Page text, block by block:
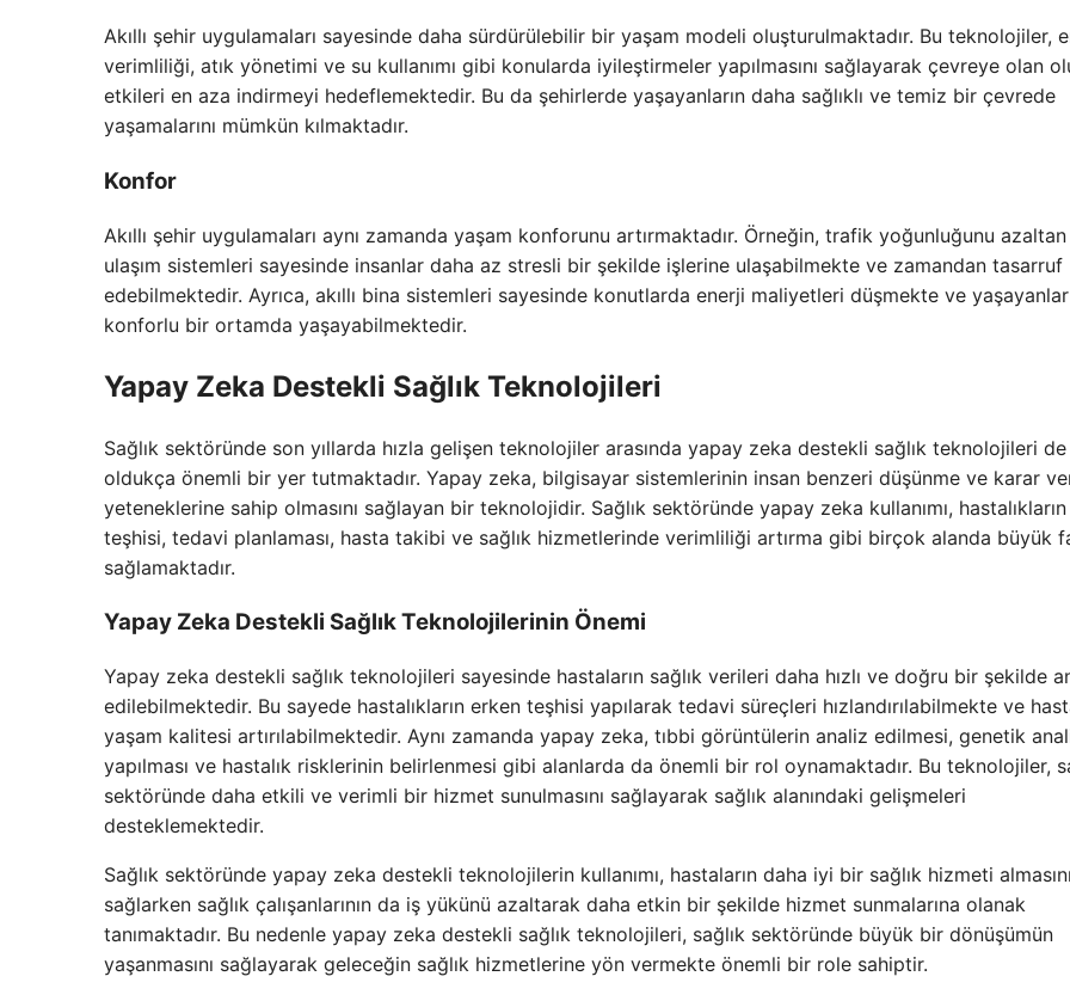
Akıllı şehir uygulamaları sayesinde daha sürdürülebilir bir yaşam modeli oluşturulmaktadır. Bu teknolojiler,
verimliliği, atık yönetimi ve su kullanımı gibi konularda iyileştirmeler yapılmasını sağlayarak çevreye olan
etkileri en aza indirmeyi hedeflemektedir. Bu da şehirlerde yaşayanların daha sağlıklı ve temiz bir çevrede
yaşamalarını mümkün kılmaktadır.
Konfor
Akıllı şehir uygulamaları aynı zamanda yaşam konforunu artırmaktadır. Örneğin, trafik yoğunluğunu azaltan
ulaşım sistemleri sayesinde insanlar daha az stresli bir şekilde işlerine ulaşabilmekte ve zamandan tasarruf
edebilmektedir. Ayrıca, akıllı bina sistemleri sayesinde konutlarda enerji maliyetleri düşmekte ve
konforlu bir ortamda yaşayabilmektedir.
Yapay Zeka Destekli Sağlık Teknolojileri
Sağlık sektöründe son yıllarda hızla gelişen teknolojiler arasında yapay zeka destekli sağlık teknolojileri de
oldukça önemli bir yer tutmaktadır. Yapay zeka, bilgisayar sistemlerinin insan benzeri düşünme ve karar
yeteneklerine sahip olmasını sağlayan bir teknolojidir. Sağlık sektöründe yapay zeka kullanımı,
teşhisi, tedavi planlaması, hasta takibi ve sağlık hizmetlerinde verimliliği artırma gibi birçok alanda büyük
sağlamaktadır.
Yapay Zeka Destekli Sağlık Teknolojilerinin Önemi
Yapay zeka destekli sağlık teknolojileri sayesinde hastaların sağlık verileri daha hızlı ve doğru bir şekilde
edilebilmektedir. Bu sayede hastalıkların erken teşhisi yapılarak tedavi süreçleri hızlandırılabilmekte ve
yaşam kalitesi artırılabilmektedir. Aynı zamanda yapay zeka, tıbbi görüntülerin analiz edilmesi, genetik
yapılması ve hastalık risklerinin belirlenmesi gibi alanlarda da önemli bir rol oynamaktadır. Bu teknolojiler,
sektöründe daha etkili ve verimli bir hizmet sunulmasını sağlayarak sağlık alanındaki gelişmeleri
desteklemektedir.
Sağlık sektöründe yapay zeka destekli teknolojilerin kullanımı, hastaların daha iyi bir sağlık hizmeti almasını
sağlarken sağlık çalışanlarının da iş yükünü azaltarak daha etkin bir şekilde hizmet sunmalarına olanak
tanımaktadır. Bu nedenle yapay zeka destekli sağlık teknolojileri, sağlık sektöründe büyük bir dönüşümün
yaşanmasını sağlayarak geleceğin sağlık hizmetlerine yön vermekte önemli bir role sahiptir.